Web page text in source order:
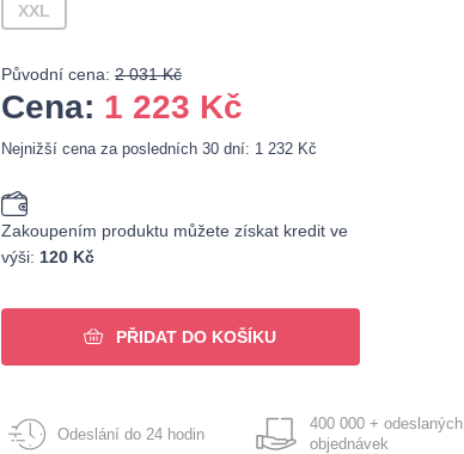
XXL
Původní cena: 2 031 Kč
Cena: 1 223 Kč
Nejnižší cena za posledních 30 dní: 1 232 Kč
Zakoupením produktu můžete získat kredit ve
výši: 120 Kč
PŘIDAT DO KOŠÍKU
Odeslání do 24 hodin
400 000 + odeslaných
objednávek